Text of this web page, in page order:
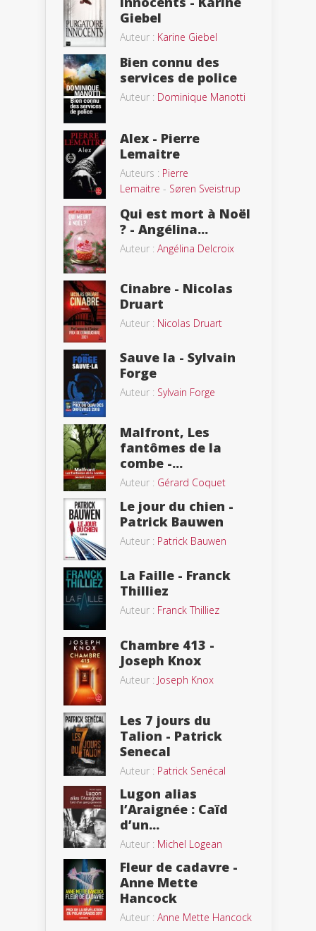
Giebel
Auteur : Karine Giebel
Bien connu des
services de police
Auteur : Dominique Manotti
Alex - Pierre
Lemaitre
Auteurs : Pierre
Lemaitre - Søren Sveistrup
Qui est mort à Noël
? - Angélina...
Auteur : Angélina Delcroix
Cinabre - Nicolas
Druart
Auteur : Nicolas Druart
Sauve la - Sylvain
Forge
Auteur : Sylvain Forge
Malfront, Les
fantômes de la
combe -...
Auteur : Gérard Coquet
Le jour du chien -
Patrick Bauwen
Auteur : Patrick Bauwen
La Faille - Franck
Thilliez
Auteur : Franck Thilliez
Chambre 413 -
Joseph Knox
Auteur : Joseph Knox
Les 7 jours du
Talion - Patrick
Senecal
Auteur : Patrick Senécal
Lugon alias
l’Araignée : Caïd
d’un...
Auteur : Michel Logean
Fleur de cadavre -
Anne Mette
Hancock
Auteur : Anne Mette Hancock